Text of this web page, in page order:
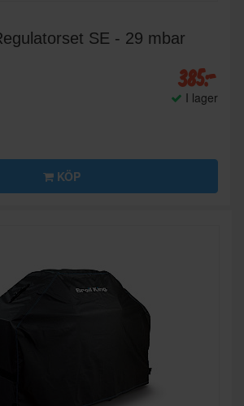
SE - 29 mbar
385:-
I lager
KÖP